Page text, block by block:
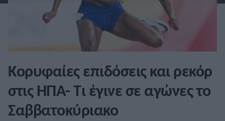
Κορυφαίες επιδόσεις και ρεκόρ
στις ΗΠΑ- Τι έγινε σε αγώνες το
Σαββατοκύριακο